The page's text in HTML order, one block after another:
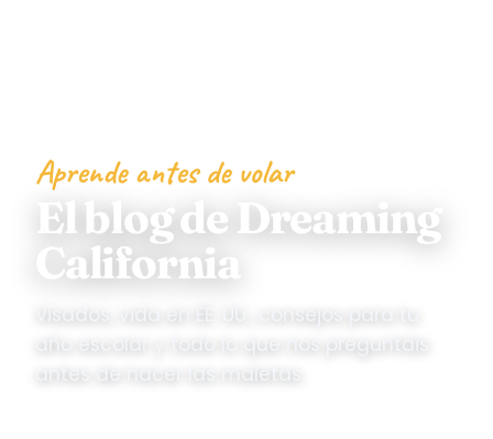
Aprende antes de volar
El blog de Dreaming
California
Visados, vida en EE. UU., consejos para tu
año escolar y todo lo que nos preguntáis
antes de hacer las maletas.